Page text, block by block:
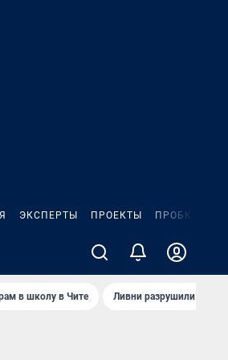
ЭКСПЕРТЫ ПРОЕКТЫ ПРОБКИ
в школу в Чите Ливни разрушили